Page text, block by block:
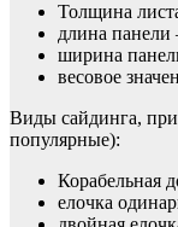
Толщина
длина панели
ширина
весовое
Виды сайдинга,
популярные):
Корабельная
елочка